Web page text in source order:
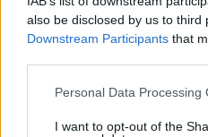
also be disclosed by us to third
Downstream Participants that
Please note that this website/
not limited to your visit or
Personal Data Processing
I want to opt-out of the
Χόρχε Μέσι: Ο εργάτης